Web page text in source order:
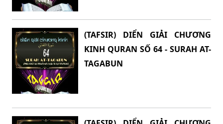
(TAFSIR) DIỂN GIẢI CHƯƠNG
KINH QURAN SỐ 64 - SURAH AT-
TAGABUN